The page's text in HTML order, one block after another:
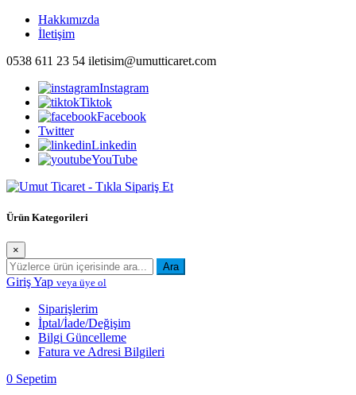
İçeriği
Geç
Hakkımızda
İletişim
0538 611 23 54 iletisim@umutticaret.com
Instagram
Tiktok
Facebook
Twitter
Linkedin
YouTube
Beyaz eşya ve ev aletleri uygun fiyatlarla online alışveriş sitesi
umutticaret.com'da. Ücretsiz kargo fırsatları ile her şey ayağına gelsin.
Ürün Kategorileri
×
Ara
Giriş Yap veya üye ol
Siparişlerim
İptal/İade/Değişim
Bilgi Güncelleme
Fatura ve Adresi Bilgileri
0 Sepetim